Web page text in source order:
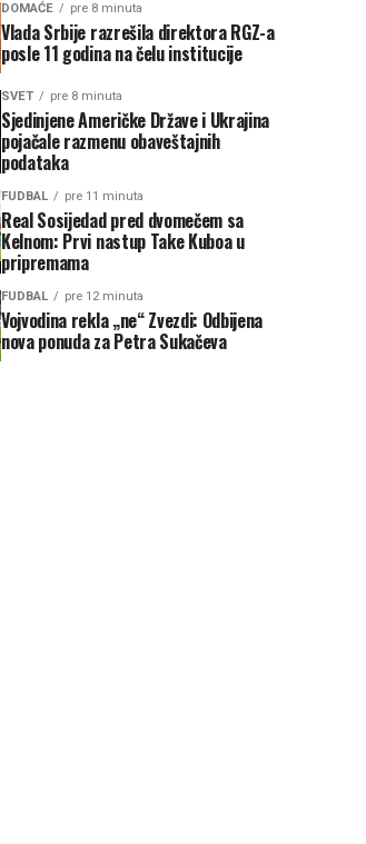
DOMAĆE pre 8 minuta
Vlada Srbije razrešila direktora RGZ-a
posle 11 godina na čelu institucije
SVET pre 8 minuta
Sjedinjene Američke Države i Ukrajina
pojačale razmenu obaveštajnih
podataka
FUDBAL pre 11 minuta
Real Sosijedad pred dvomečem sa
Kelnom: Prvi nastup Take Kuboa u
pripremama
FUDBAL pre 12 minuta
Vojvodina rekla „ne“ Zvezdi: Odbijena
nova ponuda za Petra Sukačeva